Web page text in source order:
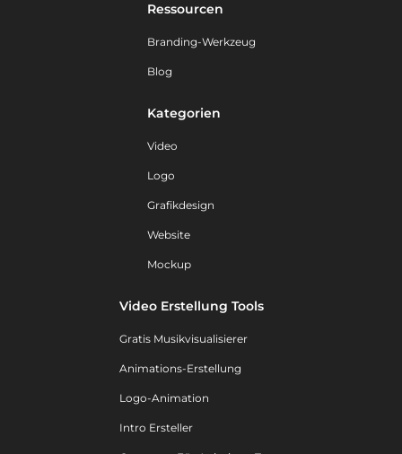
Ressourcen
Branding-Werkzeug
Blog
Kategorien
Video
Logo
Grafikdesign
Website
Mockup
Video Erstellung Tools
Gratis Musikvisualisierer
Animations-Erstellung
Logo-Animation
Intro Ersteller